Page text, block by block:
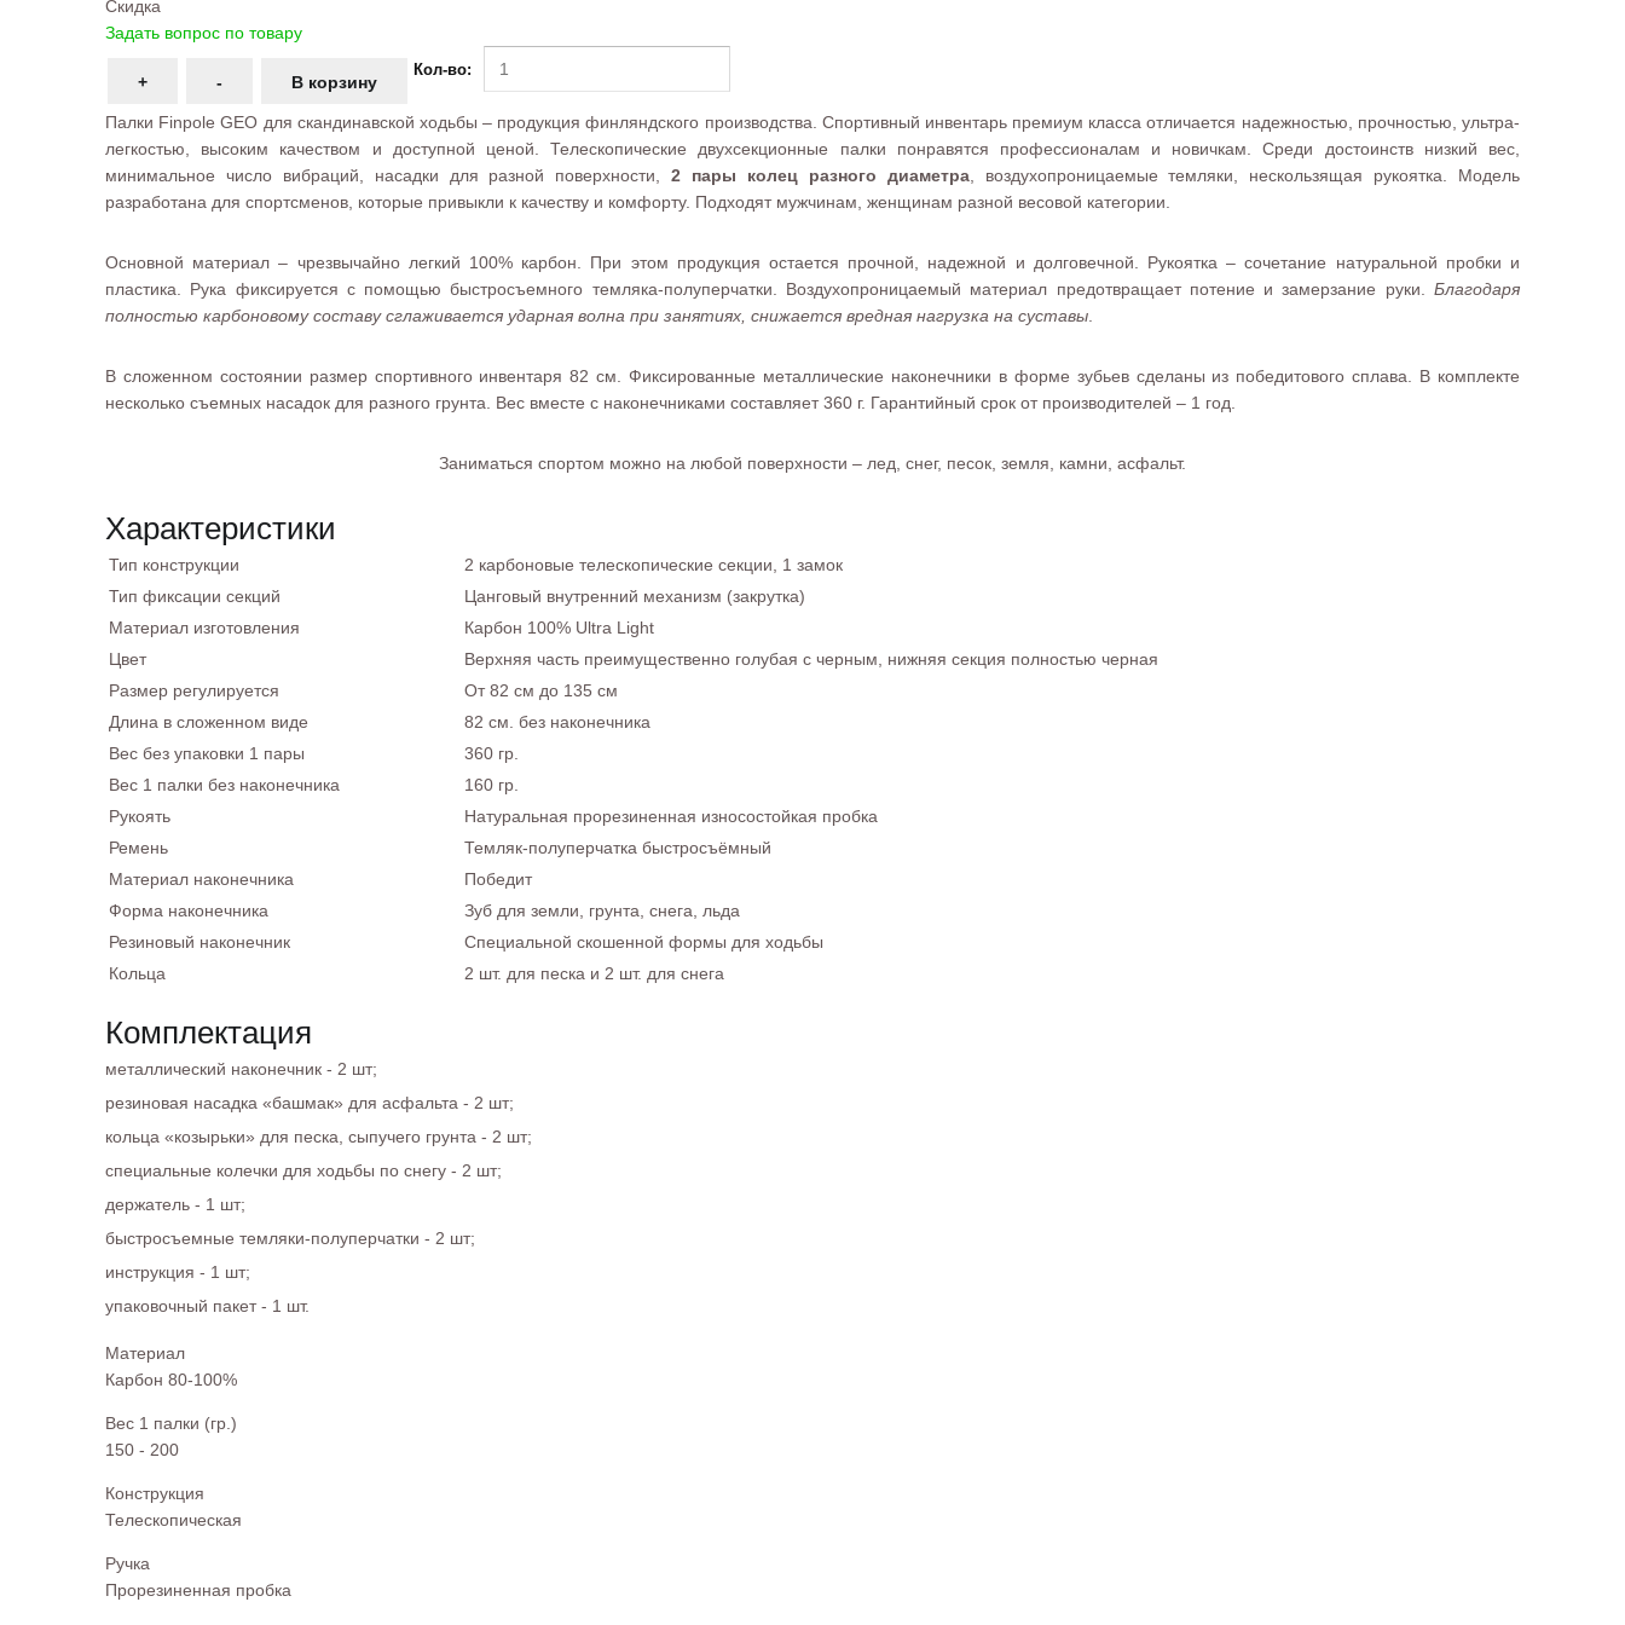
Скидка
Задать вопрос по товару
Кол-во:
Палки Finpole GEO для скандинавской ходьбы – продукция финляндского производства. Спортивный инвентарь премиум класса отличается надежностью, прочностью, ультра-
легкостью, высоким качеством и доступной ценой. Телескопические двухсекционные палки понравятся профессионалам и новичкам. Среди достоинств низкий вес,
минимальное число вибраций, насадки для разной поверхности,2 пары колец разного диаметра, воздухопроницаемые темляки, нескользящая рукоятка. Модель
разработана для спортсменов, которые привыкли к качеству и комфорту. Подходят мужчинам, женщинам разной весовой категории.
Основной материал – чрезвычайно легкий 100% карбон. При этом продукция остается прочной, надежной и долговечной. Рукоятка – сочетание натуральной пробки и
пластика. Рука фиксируется с помощью быстросъемного темляка-полуперчатки. Воздухопроницаемый материал предотвращает потение и замерзание руки. Благодаря
полностью карбоновому составу сглаживается ударная волна при занятиях, снижается вредная нагрузка на суставы
В сложенном состоянии размер спортивного инвентаря 82 см. Фиксированные металлические наконечники в форме зубьев сделаны из победитового сплава. В комплекте
несколько съемных насадок для разного грунта. Вес вместе с наконечниками составляет 360 г. Гарантийный срок от производителей – 1 год.
Заниматься спортом можно на любой поверхности – лед, снег, песок, земля, камни, асфальт.
Характеристики
Тип конструкции
2 карбоновые телескопические секции, 1 замок
Тип фиксации секций
Цанговый внутренний механизм (закрутка)
Материал изготовления
Карбон 100% Ultra Light
Цвет
Верхняя часть преимущественно голубая с черным, нижняя секция полностью черная
Размер регулируется
От 82 см до 135 см
Длина в сложенном виде
82 см. без наконечника
Вес без упаковки 1 пары
360 гр.
Вес 1 палки без наконечника
160 гр.
Рукоять
Натуральная прорезиненная износостойкая пробка
Ремень
Темляк-полуперчатка быстросъёмный
Материал наконечника
Победит
Форма наконечника
Зуб для земли, грунта, снега, льда
Резиновый наконечник
Специальной скошенной формы для ходьбы
Кольца
2 шт. для песка и 2 шт. для снега
Комплектация
металлический наконечник - 2 шт;
резиновая насадка «башмак» для асфальта - 2 шт;
кольца «козырьки» для песка, сыпучего грунта - 2 шт;
специальные колечки для ходьбы по снегу - 2 шт;
держатель - 1 шт;
быстросъемные темляки-полуперчатки - 2 шт;
инструкция - 1 шт;
упаковочный пакет - 1 шт.
Материал
Карбон 80-100%
Вес 1 палки (гр.)
150 - 200
Конструкция
Телескопическая
Ручка
Прорезиненная пробка